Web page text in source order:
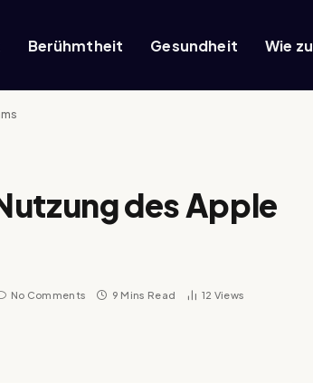
Berühmtheit Gesundheit Wie zu
des Apple
No Comments 9 Mins Read 12 Views